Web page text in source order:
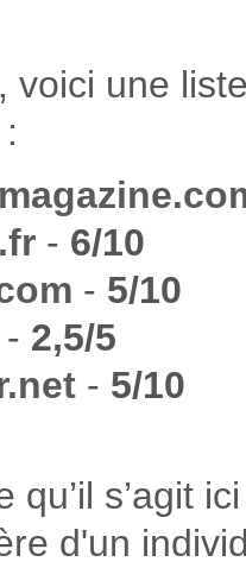
voici une
- 6/10
- 5/10
- 2,5/5
- 5/10
qu’il s’agit
d'un